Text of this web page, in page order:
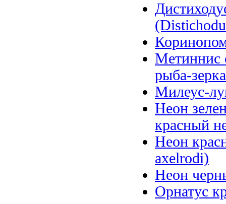
Метиннис
рыба-
Милеус-
Неон
красный
Неон
axelrodi)
Неон
Орнатус